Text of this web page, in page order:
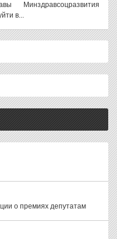
Минздравсоцразвития
в...
о премиях депутатам